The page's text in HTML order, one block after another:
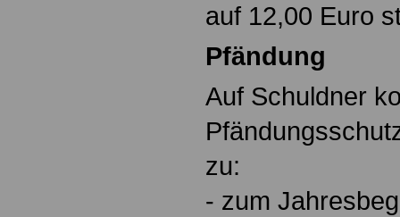
auf 12,00 Euro
Pfändung
Auf Schuldner
zu:
- zum